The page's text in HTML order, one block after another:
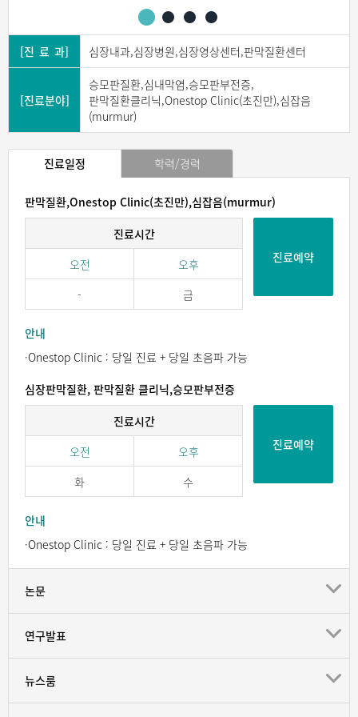
[진 료 과] 심장내과,심장병원,심장영상센터,판막질환센터
[진료분야]
승모판질환,심내막염,승모판부전증,
판막질환클리닉,Onestop Clinic(초진만),심잡음
(murmur)
진료일정 학력/경력
판막질환,Onestop Clinic(초진만),심잡음(murmur)
진료시간
오전
오후
-
금
진료예약
안내
·Onestop Clinic : 당일 진료 + 당일 초음파 가능
심장판막질환, 판막질환 클리닉,승모판부전증
진료시간
오전
오후
화
수
진료예약
안내
·Onestop Clinic : 당일 진료 + 당일 초음파 가능
논문
연구발표
뉴스룸